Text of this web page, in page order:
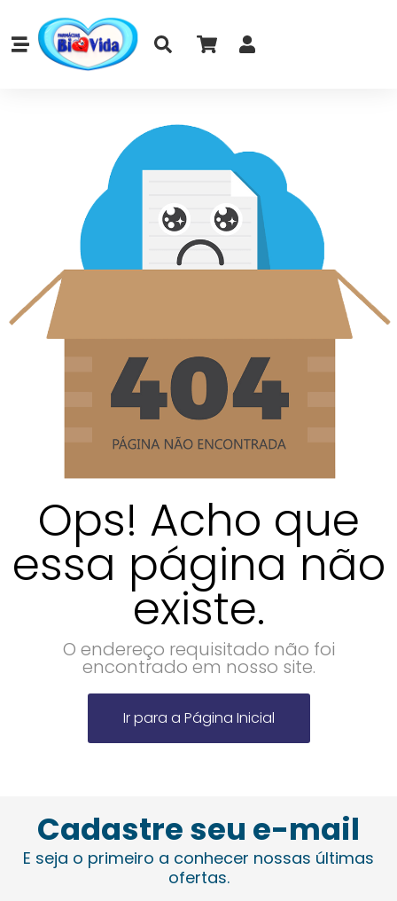
Ops! Acho que
essa página não
existe.
O endereço requisitado não foi
encontrado em nosso site.
Ir para a Página Inicial
Cadastre seu e-mail
E seja o primeiro a conhecer nossas últimas
ofertas.